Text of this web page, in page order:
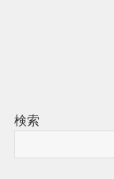
検索